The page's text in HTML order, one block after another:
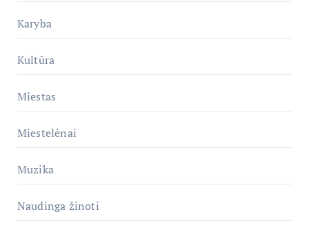
Karyba
Kultūra
Miestas
Miestelėnai
Muzika
Naudinga žinoti